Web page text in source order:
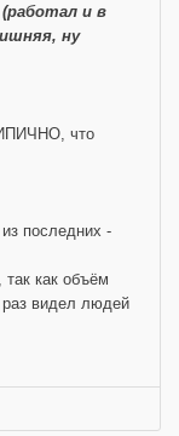
(работал и в
ну
что
последних -
как объём
раз видел людей